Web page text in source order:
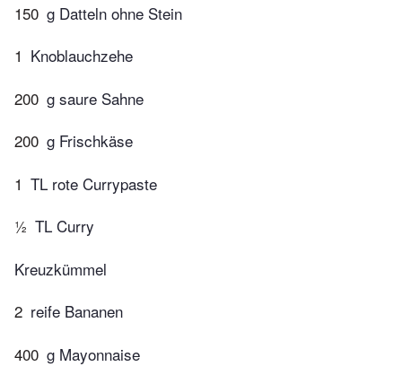
150 g Datteln ohne Stein
1 Knoblauchzehe
200 g saure Sahne
200 g Frischkäse
1 TL rote Currypaste
½ TL Curry
Kreuzkümmel
2 reife Bananen
400 g Mayonnaise